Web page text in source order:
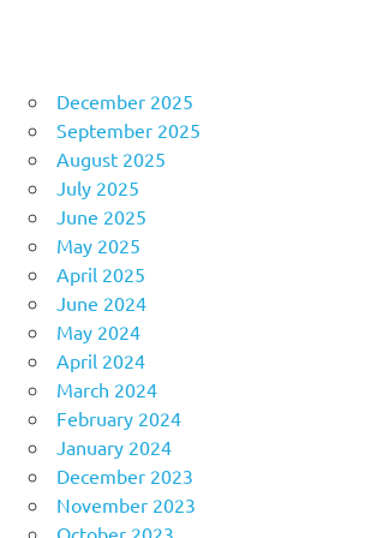
December 2025
September 2025
August 2025
July 2025
June 2025
May 2025
April 2025
June 2024
May 2024
April 2024
March 2024
February 2024
January 2024
December 2023
November 2023
October 2023